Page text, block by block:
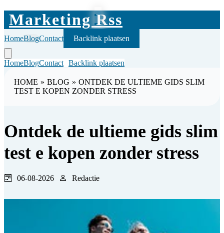
Marketing Rss
HomeBlogContact Backlink plaatsen
HomeBlogContact Backlink plaatsen
HOME » BLOG » ONTDEK DE ULTIEME GIDS SLIM
TEST E KOPEN ZONDER STRESS
Ontdek de ultieme gids slim
test e kopen zonder stress
06-08-2026 Redactie